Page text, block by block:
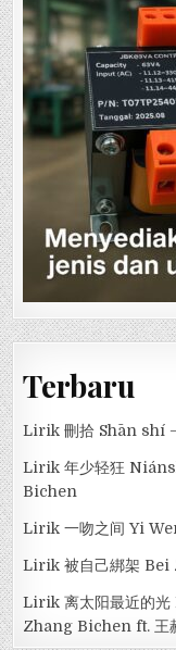
Terbaru
Lirik 刪拾 Shān shí
Lirik 年少轻狂
Bichen
Lirik 一吻之间 Yi
Lirik 被自己綁架
Lirik 离太阳最近的
Zhang Bichen ft. 王